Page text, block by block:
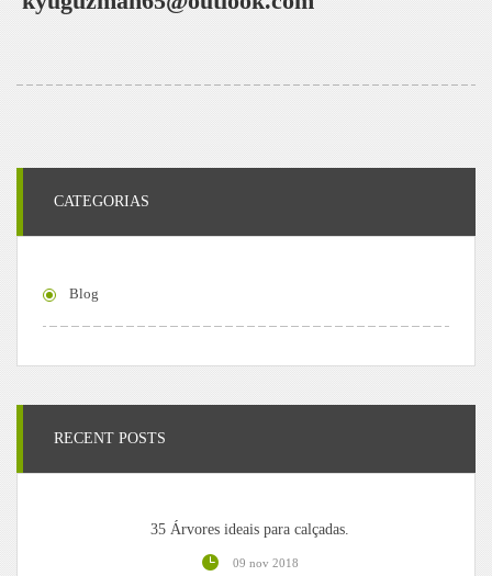
CATEGORIAS
Blog
RECENT POSTS
35 Árvores ideais para calçadas.
09 nov 2018